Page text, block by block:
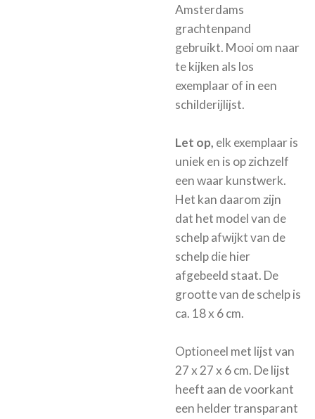
Amsterdams
grachtenpand
gebruikt. Mooi om naar
te kijken als los
exemplaar of in een
schilderijlijst.
Let op, elk exemplaar is
uniek en is op zichzelf
een waar kunstwerk.
Het kan daarom zijn
dat het model van de
schelp afwijkt van de
schelp die hier
afgebeeld staat. De
grootte van de schelp is
ca. 18 x 6 cm.
Optioneel met lijst van
27 x 27 x 6 cm. De lijst
heeft aan de voorkant
een helder transparant